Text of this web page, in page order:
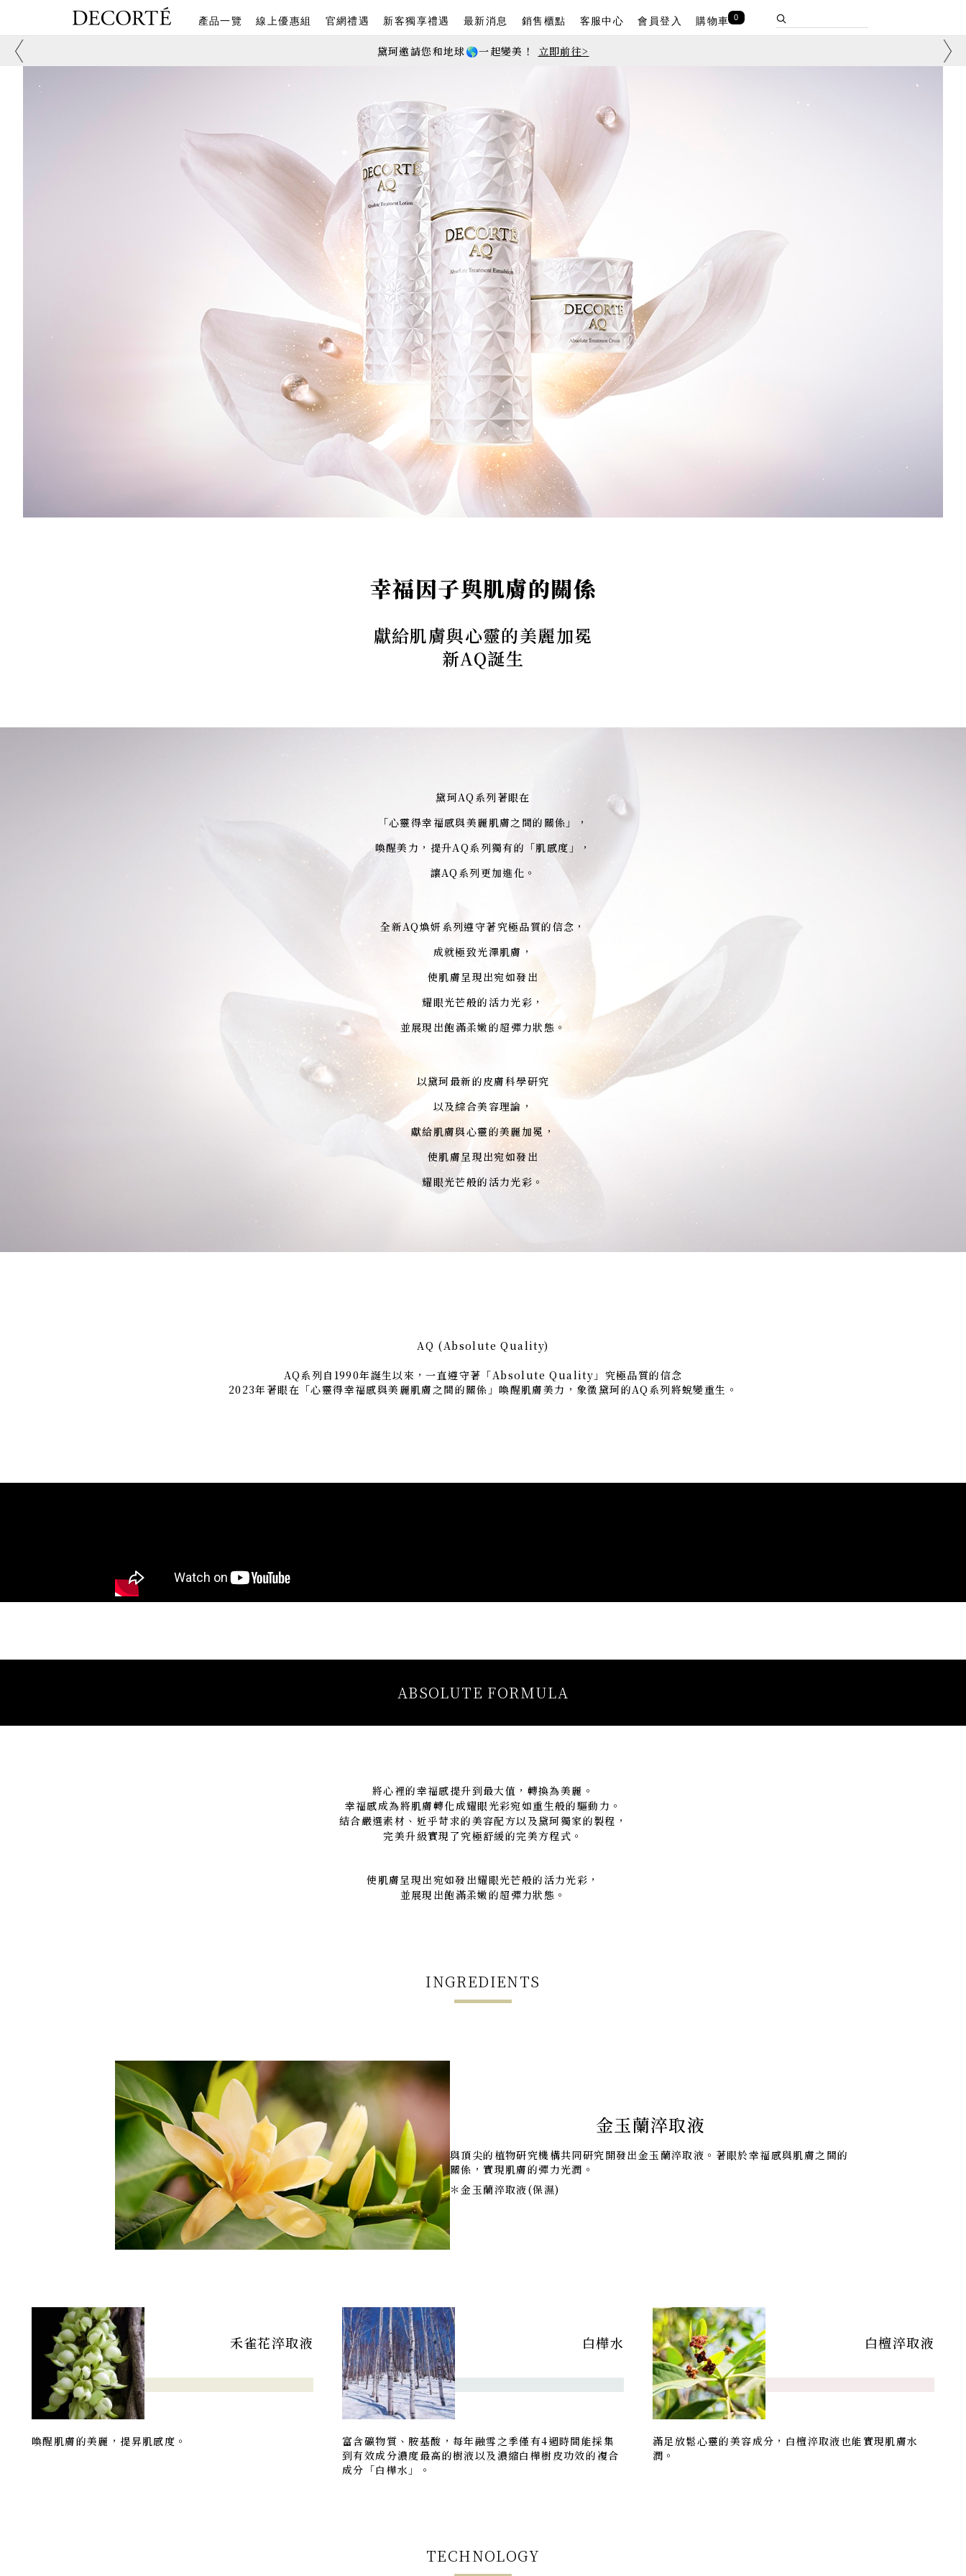
產品一覽 線上優惠組 官網禮遇 新客獨享禮遇 最新消息 銷售櫃點 客服中心 會員登入 購物車 0
黛珂邀請您和地球🌎一起變美！ 立即前往>
幸福因子與肌膚的關係
獻給肌膚與心靈的美麗加冕
新AQ誕生
黛珂AQ系列著眼在
「心靈得幸福感與美麗肌膚之間的關係」，
喚醒美力，提升AQ系列獨有的「肌感度」，
讓AQ系列更加進化。
全新AQ煥妍系列遵守著究極品質的信念，
成就極致光澤肌膚，
使肌膚呈現出宛如發出
耀眼光芒般的活力光彩，
並展現出飽滿柔嫩的超彈力狀態。
以黛珂最新的皮膚科學研究
以及綜合美容理論，
獻給肌膚與心靈的美麗加冕，
使肌膚呈現出宛如發出
耀眼光芒般的活力光彩。
AQ (Absolute Quality)
AQ系列自1990年誕生以來，一直遵守著「Absolute Quality」究極品質的信念
2023年著眼在「心靈得幸福感與美麗肌膚之間的關係」喚醒肌膚美力，象徵黛珂的AQ系列將蛻變重生。
ABSOLUTE FORMULA
將心裡的幸福感提升到最大值，轉換為美麗。
幸福感成為將肌膚轉化成耀眼光彩宛如重生般的驅動力。
結合嚴選素材、近乎苛求的美容配方以及黛珂獨家的製程，
完美升級實現了究極舒緩的完美方程式。
使肌膚呈現出宛如發出耀眼光芒般的活力光彩，
並展現出飽滿柔嫩的超彈力狀態。
INGREDIENTS
金玉蘭淬取液
與頂尖的植物研究機構共同研究開發出金玉蘭淬取液。著眼於幸福感與肌膚之間的
關係，實現肌膚的彈力光潤。
＊金玉蘭淬取液(保濕)
禾雀花淬取液
喚醒肌膚的美麗，提昇肌感度。
白樺水
富含礦物質、胺基酸，每年融雪之季僅有4週時間能採集
到有效成分濃度最高的樹液以及濃縮白樺樹皮功效的複合
成分「白樺水」。
白檀淬取液
滿足放鬆心靈的美容成分，白檀淬取液也能實現肌膚水
潤。
TECHNOLOGY